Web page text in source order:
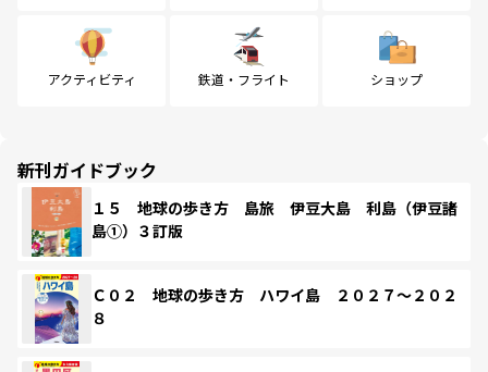
アクティビティ 鉄道・フライト ショップ
新刊ガイドブック
１５ 地球の歩き方 島旅 伊豆大島 利島（伊豆諸
島①）３訂版
Ｃ０２ 地球の歩き方 ハワイ島 ２０２７～２０２
８